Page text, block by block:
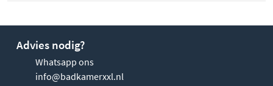
Advies nodig?
Whatsapp ons
info@badkamerxxl.nl